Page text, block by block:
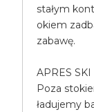
stałym
okiem
zabawę.
APRES SKI
Poza
ładujemy